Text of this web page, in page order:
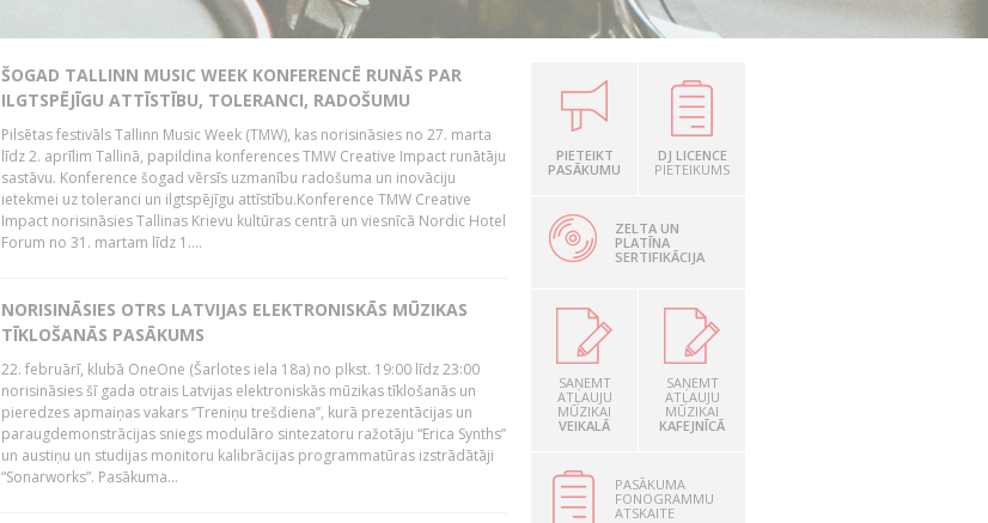
ŠOGAD TALLINN MUSIC WEEK KONFERENCĒ RUNĀS PAR
ILGTSPĒJĪGU ATTĪSTĪBU, TOLERANCI, RADOŠUMU
Pilsētas festivāls Tallinn Music Week (TMW), kas norisināsies no 27. marta
līdz 2. aprīlim Tallinā, papildina konferences TMW Creative Impact runātāju
sastāvu. Konference šogad vērsīs uzmanību radošuma un inovāciju
ietekmei uz toleranci un ilgtspējīgu attīstību.Konference TMW Creative
Impact norisināsies Tallinas Krievu kultūras centrā un viesnīcā Nordic Hotel
Forum no 31. martam līdz 1....
NORISINĀSIES OTRS LATVIJAS ELEKTRONISKĀS MŪZIKAS
TĪKLOŠANĀS PASĀKUMS
22. februārī, klubā OneOne (Šarlotes iela 18a) no plkst. 19:00 līdz 23:00
norisināsies šī gada otrais Latvijas elektroniskās mūzikas tīklošanās un
pieredzes apmaiņas vakars ‘’Treniņu trešdiena’’, kurā prezentācijas un
paraugdemonstrācijas sniegs modulāro sintezatoru ražotāju “Erica Synths”
un austiņu un studijas monitoru kalibrācijas programmatūras izstrādātāji
“Sonarworks”. Pasākuma...
PIETEIKT
PASĀKUMU
DJ LICENCE
PIETEIKUMS
ZELTA UN
PLATĪNA
SERTIFIKĀCIJA
SAŅEMT
ATĻAUJU
MŪZIKAI
VEIKALĀ
SAŅEMT
ATĻAUJU
MŪZIKAI
KAFEJNĪCĀ
PASĀKUMA
FONOGRAMMU
ATSKAITE